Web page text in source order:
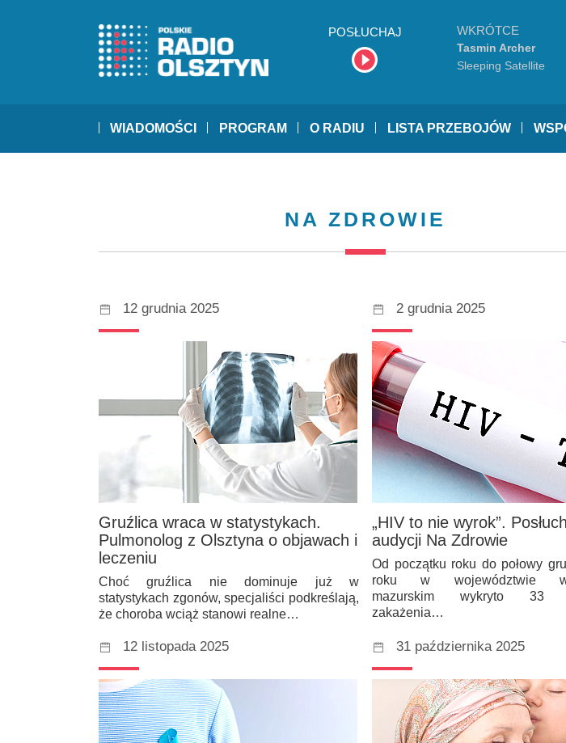
POSŁUCHAJ WKRÓTCE
Tasmin Archer
Sleeping Satellite
WIADOMOŚCI PROGRAM O RADIU LISTA PRZEBOJÓW
NA ZDROWIE
12 grudnia 2025
Gruźlica wraca w statystykach.
Pulmonolog z Olsztyna o objawach i
leczeniu
Choć gruźlica nie dominuje już w
statystykach zgonów, specjaliści podkreślają,
że choroba wciąż stanowi realne…
2 grudnia 2025
„HIV to nie wyrok”.
audycji Na Zdrowie
Od początku roku do połowy
roku w województwie
mazurskim wykryto 33
zakażenia…
12 listopada 2025 31 października 2025